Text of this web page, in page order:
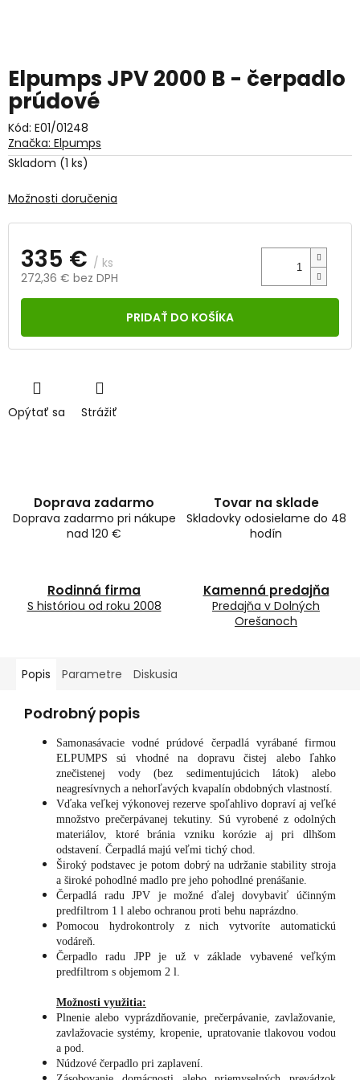
Elpumps JPV 2000 B - čerpadlo
prúdové
Kód: E01/01248
Skladom (1 ks)
Možnosti doručenia
335 € / ks
272,36 € bez DPH
Jednotková
PRIDAŤ DO KOŠÍKA
Opýtať sa Strážiť
Značka: Elpumps
Doprava zadarmo
Doprava zadarmo pri nákupe
nad 120 €
Tovar na sklade
Skladovky odosielame do 48
hodín
Rodinná firma
S históriou od roku 2008
Kamenná predajňa
Predajňa v Dolných
Orešanoch
Popis Parametre Diskusia
Podrobný popis
Samonasávacie vodné prúdové čerpadlá vyrábané firmou
ELPUMPS sú vhodné na dopravu čistej alebo ľahko
znečistenej vody (bez sedimentujúcich látok) alebo
neagresívnych a nehorľavých kvapalín obdobných vlastností.
Vďaka veľkej výkonovej rezerve spoľahlivo dopraví aj veľké
množstvo prečerpávanej tekutiny. Sú vyrobené z odolných
materiálov, ktoré bránia vzniku korózie aj pri dlhšom
odstavení. Čerpadlá majú veľmi tichý chod.
Široký podstavec je potom dobrý na udržanie stability stroja
a široké pohodlné madlo pre jeho pohodlné prenášanie.
Čerpadlá radu JPV je možné ďalej dovybaviť účinným
predfiltrom 1 l alebo ochranou proti behu naprázdno.
Pomocou hydrokontroly z nich vytvoríte automatickú
vodáreň.
Čerpadlo radu JPP je už v základe vybavené veľkým
predfiltrom s objemom 2 l.
Možnosti využitia:
Plnenie alebo vyprázdňovanie, prečerpávanie, zavlažovanie,
zavlažovacie systémy, kropenie, upratovanie tlakovou vodou
a pod.
Núdzové čerpadlo pri zaplavení.